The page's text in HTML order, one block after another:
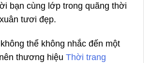
bạn cùng lớp trong quãng thời
tươi đẹp.
thể không nhắc đến một
thương hiệu Thời trang